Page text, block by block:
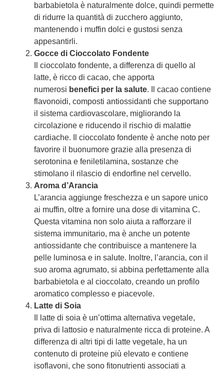
barbabietola è naturalmente dolce, quindi permette
di ridurre la quantità di zucchero aggiunto,
mantenendo i muffin dolci e gustosi senza
appesantirli.
Gocce di Cioccolato Fondente
Il cioccolato fondente, a differenza di quello al
latte, è ricco di cacao, che apporta
numerosi benefici per la salute. Il cacao contiene
flavonoidi, composti antiossidanti che supportano
il sistema cardiovascolare, migliorando la
circolazione e riducendo il rischio di malattie
cardiache. Il cioccolato fondente è anche noto per
favorire il buonumore grazie alla presenza di
serotonina e feniletilamina, sostanze che
stimolano il rilascio di endorfine nel cervello.
Aroma d’Arancia
L’arancia aggiunge freschezza e un sapore unico
ai muffin, oltre a fornire una dose di vitamina C.
Questa vitamina non solo aiuta a rafforzare il
sistema immunitario, ma è anche un potente
antiossidante che contribuisce a mantenere la
pelle luminosa e in salute. Inoltre, l’arancia, con il
suo aroma agrumato, si abbina perfettamente alla
barbabietola e al cioccolato, creando un profilo
aromatico complesso e piacevole.
Latte di Soia
Il latte di soia è un’ottima alternativa vegetale,
priva di lattosio e naturalmente ricca di proteine. A
differenza di altri tipi di latte vegetale, ha un
contenuto di proteine più elevato e contiene
isoflavoni, che sono fitonutrienti associati a